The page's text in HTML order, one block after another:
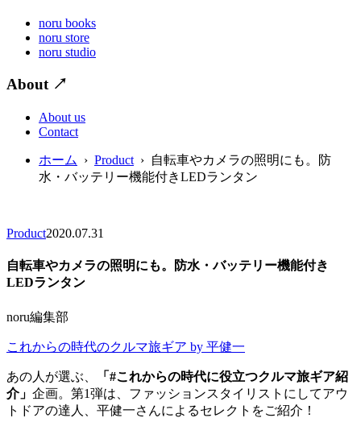
noru books
noru store
noru studio
About ↗
About us
Contact
ホーム › Product › 自転車やカメラの照明にも。防
水・バッテリー機能付きLEDランタン
Product2020.07.31
自転車やカメラの照明にも。防水・バッテリー機能付き
LEDランタン
noru編集部
これからの時代のクルマ旅ギア by 平健一
あの人が選ぶ、
「#これからの時代に役立つクルマ旅ギア紹
介」 企画。第1弾は、ファッションスタイリストにしてアウ
トドアの達人、平健一さんによるセレクトをご紹介！